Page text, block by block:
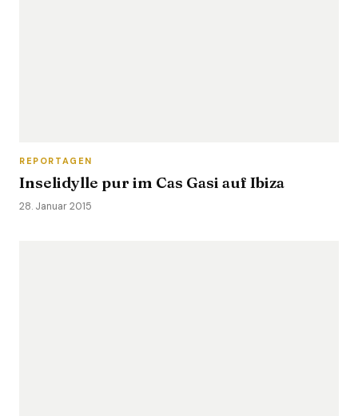
REPORTAGEN
Inselidylle pur im Cas Gasi auf Ibiza
28. Januar 2015